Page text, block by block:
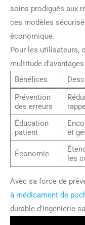
soins prodigués aux
ces modèles
économique.
Pour les utilisateurs,
multitude d’avantages
Bénéfices
Prévention
des erreurs
Éducation
patient
et
Économie
les
Avec sa force de
à médicament de
durable d’ingénierie